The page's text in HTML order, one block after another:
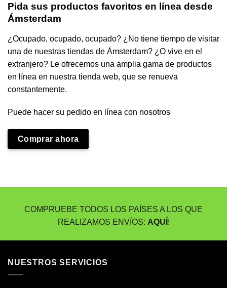
Pida sus productos favoritos en línea desde
Ámsterdam
¿Ocupado, ocupado, ocupado? ¿No tiene tiempo de visitar
una de nuestras tiendas de Ámsterdam? ¿O vive en el
extranjero? Le ofrecemos una amplia gama de productos
en línea en nuestra tienda web, que se renueva
constantemente.
Puede hacer su pedido en línea con nosotros
Comprar ahora
COMPRUEBE TODOS LOS PAÍSES A LOS QUE
REALIZAMOS ENVÍOS: AQUÍ !
NUESTROS SERVICIOS